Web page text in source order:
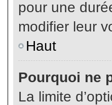
pour une
modifier leur
Haut
Pourquoi ne
La limite